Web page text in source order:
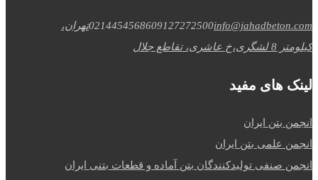
0214454568609127272500info@jahadbeton.com
تهران،
کیلومتر 8 لشگری،خ عاشری، تقاطع جلال
لینک های مفید
انجمن بتن ایران
انجمن علمی بتن ایران
انجمن صنفی تولیدکنندگان بتن آماده و قطعات بتنی ایران